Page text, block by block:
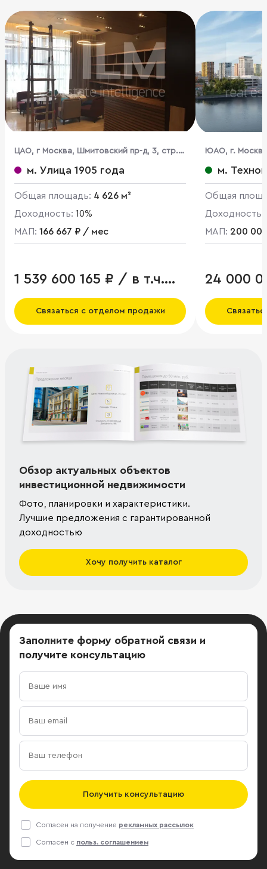
ЦАО, г Москва, Шмитовский пр-д, 3, стр. 1,
3
м. Улица 1905 года
Общая площадь: 4 626 м²
Доходность: 10%
МАП: 166 667 ₽ / мес
1 539 600 165 ₽ / в т.ч.
НДС
Связаться с отделом продажи
ЮАО, г.
м.
Общая
Доходность:
МАП: 200
24 000
Обзор актуальных объектов
инвестиционной недвижимости
Фото, планировки и характеристики.
Лучшие предложения с гарантированной
доходностью
Хочу получить каталог
Заполните форму обратной связи и
получите консультацию
Получить консультацию
Согласен на получение рекламных рассылок
Согласен с польз. соглашением